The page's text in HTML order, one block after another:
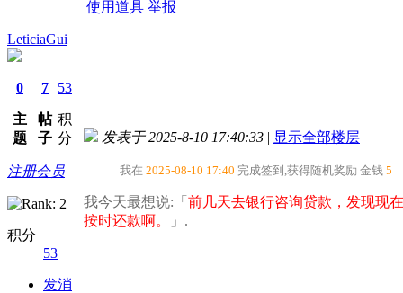
使用道具 举报
LeticiaGui
0
主
题
7
帖
子
53
积
分
注册会员
积分
53
发消
发表于 2025-8-10 17:40:33 | 显示全部楼层
我在 2025-08-10 17:40 完成签到,获得随机奖励 金钱 5
我今天最想说:「 前几天去银行咨询贷款，发现现
按时还款啊。​
」.